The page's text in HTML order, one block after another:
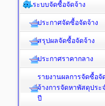
ระบบจัดซื้อจัดจ้าง
ประกาศจัดซื้อจัดจ้าง
สรุปผลจัดซื้อจัดจ้าง
ประกาศราคากลาง
รายงานผลการจัดซื้อจั
จ้างการจัดหาพัสดุประ
ปี